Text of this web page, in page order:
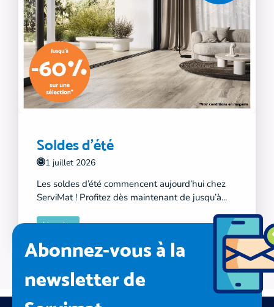
Soldes d'été
1 juillet 2026
Les soldes d’été commencent aujourd’hui chez
ServiMat ! Profitez dès maintenant de jusqu’à...
Lire plus
Abonnez-vous à la
newsletter de